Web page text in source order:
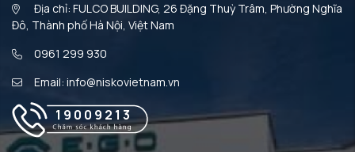
Địa chỉ: FULCO BUILDING, 26 Đặng Thuỳ Trâm, Phường Nghĩa
Đô, Thành phố Hà Nội, Việt Nam
0961 299 930
Email: info@niskovietnam.vn
19009213